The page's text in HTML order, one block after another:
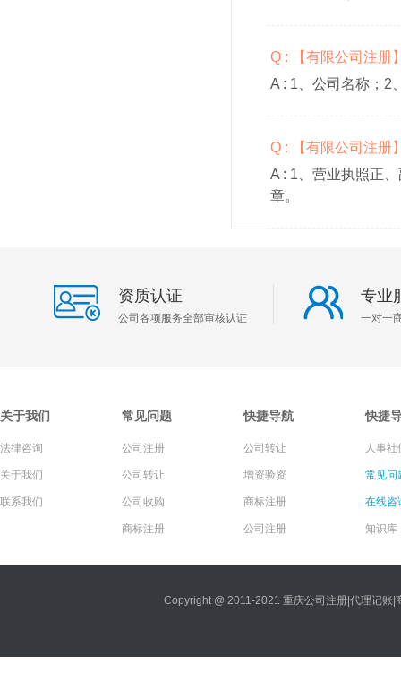
Q : 【有限公司注册
A : 1、公司名称；2
Q : 【有限公司注册
A : 1、营业执照正
章。
资质认证
公司各项服务全部审核认证
专业
一对一
关于我们
法律咨询
关于我们
联系我们
常见问题
公司注册
公司转让
公司收购
商标注册
快捷导航
公司转让
增资验资
商标注册
公司注册
快捷
人事社
常见问
在线咨
知识库
Copyright @ 2011-2021 重庆公司注册|代理记